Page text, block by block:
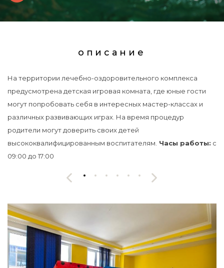
описание
На территории лечебно-оздоровительного комплекса
предусмотрена детская игровая комната, где юные гости
могут попробовать себя в интересных мастер-классах и
различных развивающих играх. На время процедур
родители могут доверить своих детей
высококвалифицированным воспитателям. Часы работы: с
09:00 до 17:00